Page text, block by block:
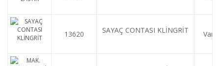
13620 SAYAÇ CONTASI KLİNGRİT Var